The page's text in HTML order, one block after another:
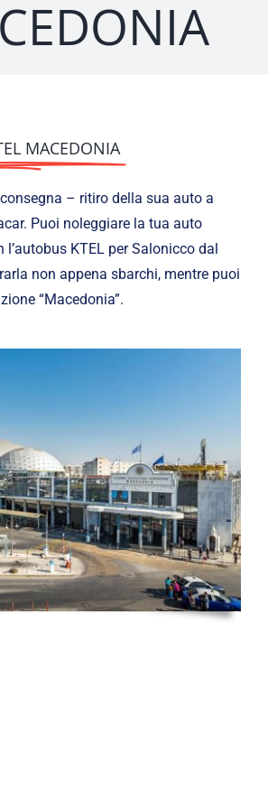
MACEDONIA
– ritiro della sua auto a
Puoi noleggiare la tua auto
KTEL per Salonicco dal
non appena sbarchi, mentre puoi
“Macedonia”.